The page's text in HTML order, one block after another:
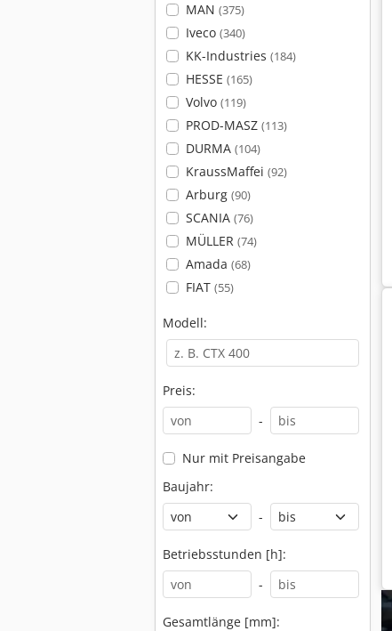
MAN (375)
Iveco (340)
KK-Industries (184)
HESSE (165)
Volvo (119)
PROD-MASZ (113)
DURMA (104)
KraussMaffei (92)
Arburg (90)
SCANIA (76)
MÜLLER (74)
Amada (68)
FIAT (55)
Modell:
Preis:
-
Nur mit Preisangabe
Baujahr:
-
Betriebsstunden [h]:
-
Gesamtlänge [mm]: